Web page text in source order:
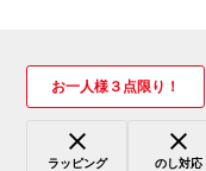
お一人様３点限り！
ラッピング のし対応